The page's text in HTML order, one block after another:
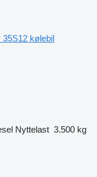
35S12 kølebil
Nyttelast 3.500 kg